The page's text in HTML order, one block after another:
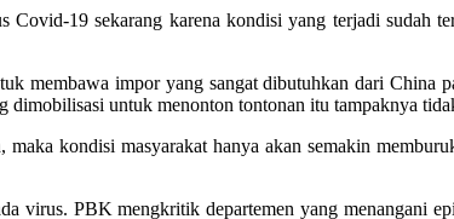
19 sekarang karena kondisi yang terjadi sudah
membawa impor yang sangat dibutuhkan dari China
untuk menonton tontonan itu tampaknya
kondisi masyarakat hanya akan semakin
virus. PBK mengkritik departemen yang menangani